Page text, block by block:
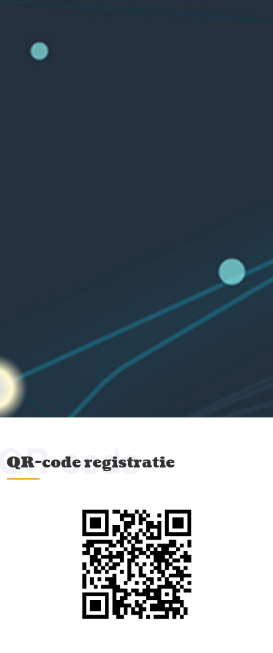
QR-code registratie
code